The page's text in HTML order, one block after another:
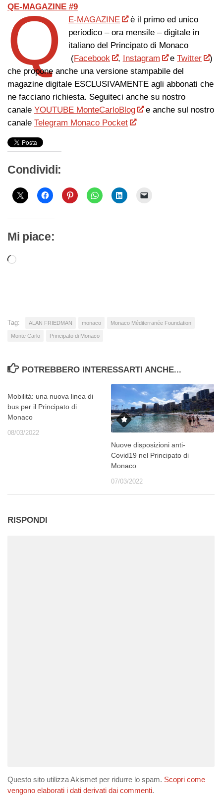
QE-MAGAZINE #9
Q E-MAGAZINE
è il primo ed unico
periodico – ora mensile – digitale in
italiano del Principato di Monaco
(Facebook , Instagram eTwitter
)
che propone anche una versione stampabile del
magazine digitale ESCLUSIVAMENTE agli abbonati che
ne facciano richiesta. Seguiteci anche su nostro
canale YOUTUBE MonteCarloBlog
e anche sul nostro
canale Telegram Monaco Pocket
Condividi:
Mi piace:
Caricamento
Tag: ALAN FRIEDMAN monaco Monaco Méditerranée Foundation
Monte Carlo Principato di Monaco
POTREBBERO INTERESSARTI ANCHE...
Mobilità: una nuova linea di
bus per il Principato di
Monaco
08/03/2022
Nuove disposizioni anti-
Covid19 nel Principato di
Monaco
07/03/2022
RISPONDI
Questo sito utilizza Akismet per ridurre lo spam. Scopri come
vengono elaborati i dati derivati dai commenti.